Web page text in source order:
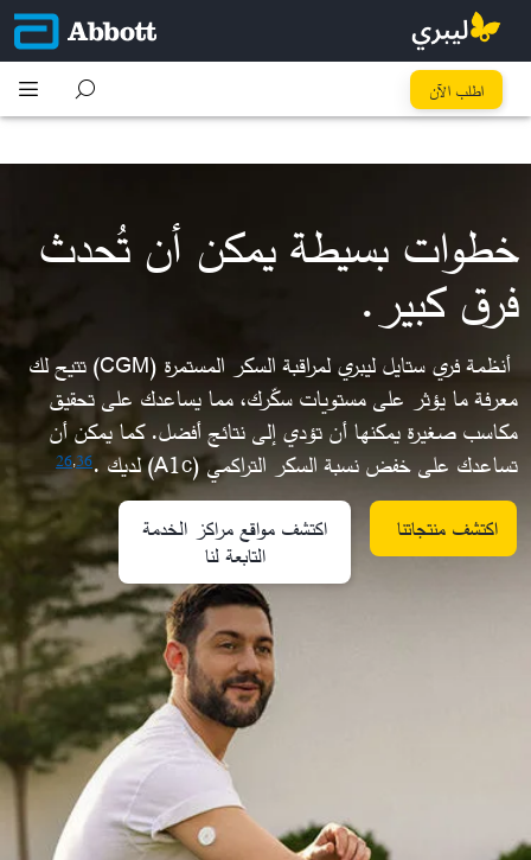
اطلب الآن كُل خطوة تِفرق
خطوات بسيطة يمكن أن تُحدث
فرق كبير.​
أنظمة فري ستايل ليبري لمراقبة السكر المستمرة (CGM) تتيح لك
معرفة ما يؤثر على مستويات سكّرك، مما يساعدك على تحقيق
مكاسب صغيرة يمكنها أن تؤدي إلى نتائج أفضل. كما يمكن أن
تساعدك على خفض نسبة السكر التراكمي (A1c) لديك .
26,36
اكتشف منتجاتنا اكتشف مواقع مراكز الخدمة
التابعة لنا​